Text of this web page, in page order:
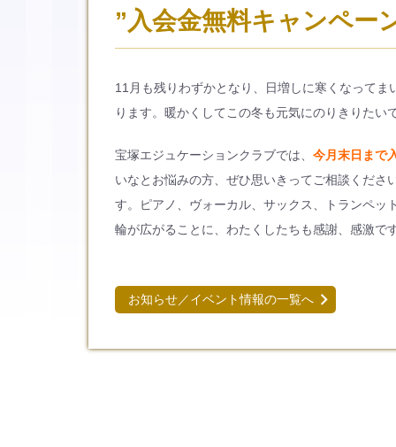
”入会金無料キャンペー
11月も残りわずかとなり、日増しに寒くなって
ります。暖かくしてこの冬も元気にのりきりたい
宝塚エジュケーションクラブでは、 今月末日まで
いなとお悩みの方、ぜひ思いきってご相談くだ
す。ピアノ、ヴォーカル、サックス、トランペッ
輪が広がることに、わたくしたちも感謝、感激で
お知らせ／イベント情報の一覧へ